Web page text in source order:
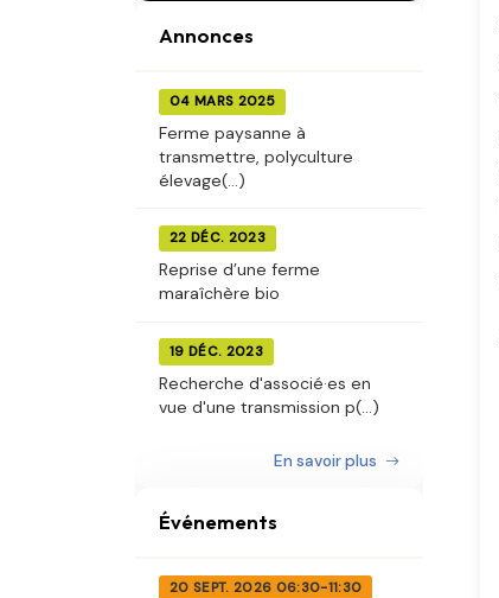
Annonces
04 MARS 2025
Ferme paysanne à
transmettre, polyculture
élevage(...)
22 DÉC. 2023
Reprise d’une ferme
maraîchère bio
19 DÉC. 2023
Recherche d'associé·es en
vue d'une transmission p(...)
En savoir plus
Événements
20 SEPT. 2026 06:30-11:30